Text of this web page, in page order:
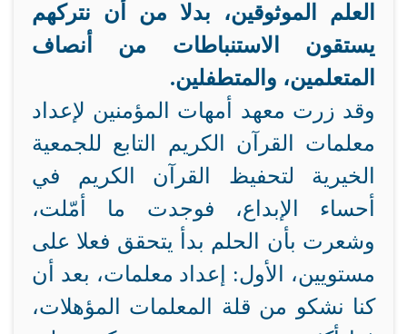
العلم الموثوقين، بدلا من أن نتركهم
يستقون الاستنباطات من أنصاف
المتعلمين، والمتطفلين.
وقد زرت معهد أمهات المؤمنين لإعداد
معلمات القرآن الكريم التابع للجمعية
الخيرية لتحفيظ القرآن الكريم في
أحساء الإبداع، فوجدت ما أمّلت،
وشعرت بأن الحلم بدأ يتحقق فعلا على
مستويين، الأول: إعداد معلمات، بعد أن
كنا نشكو من قلة المعلمات المؤهلات،